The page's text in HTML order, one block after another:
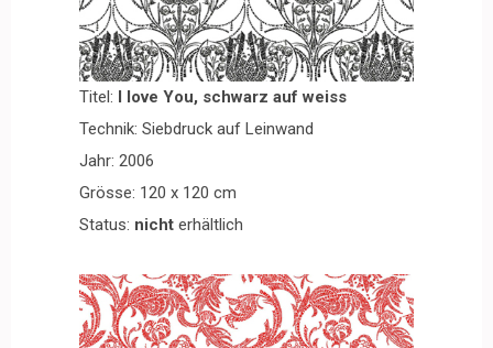
Titel: I love You, schwarz auf weiss
Technik: Siebdruck auf Leinwand
Jahr: 2006
Grösse: 120 x 120 cm
Status: nicht erhältlich